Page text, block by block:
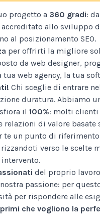
progetto a 360 gradi:
allo sviluppo
al posizionamento SEO.
per offrirti la migliore
da web designer,
tua web agency, la tua
Chi sceglie di entrare
duratura. Abbiamo
il 100%: molti clienti
relazioni di valore basate
te un punto di
verso le scelte
del proprio
passione: per
per rispondere alle
che vogliono la